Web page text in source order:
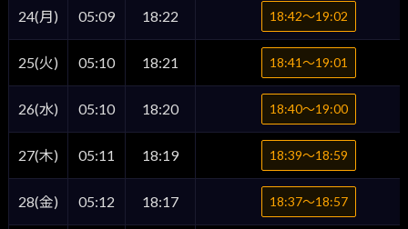
24(月) 05:09 18:22 18:42〜19:02
25(火) 05:10 18:21 18:41〜19:01
26(水) 05:10 18:20 18:40〜19:00
27(木) 05:11 18:19 18:39〜18:59
28(金) 05:12 18:17 18:37〜18:57